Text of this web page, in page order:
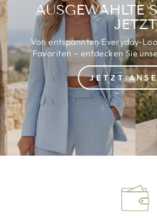
AUSGEWÄHLTE
JETZT
Von entspannten Everyday-
Favoriten – entdecken Sie
JETZT